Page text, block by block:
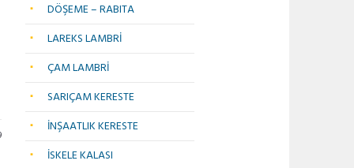
DÖŞEME – RABITA
LAREKS LAMBRİ
ÇAM LAMBRİ
SARIÇAM KERESTE
İNŞAATLIK KERESTE
İSKELE KALASI